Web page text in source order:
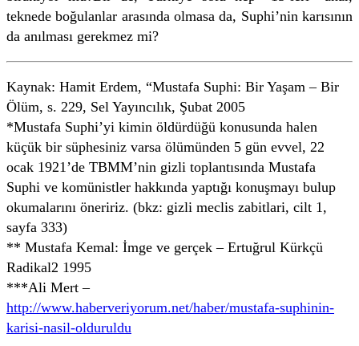
teknede boğulanlar arasında olmasa da, Suphi’nin karısının
da anılması gerekmez mi?
Kaynak: Hamit Erdem, “Mustafa Suphi: Bir Yaşam – Bir
Ölüm, s. 229, Sel Yayıncılık, Şubat 2005
*Mustafa Suphi’yi kimin öldürdüğü konusunda halen
küçük bir süphesiniz varsa ölümünden 5 gün evvel, 22
ocak 1921’de TBMM’nin gizli toplantısında Mustafa
Suphi ve komünistler hakkında yaptığı konuşmayı bulup
okumalarını öneririz. (bkz: gizli meclis zabitlari, cilt 1,
sayfa 333)
** Mustafa Kemal: İmge ve gerçek – Ertuğrul Kürkçü
Radikal2 1995
***Ali Mert –
http://www.haberveriyorum.net/haber/mustafa-suphinin-
karisi-nasil-olduruldu